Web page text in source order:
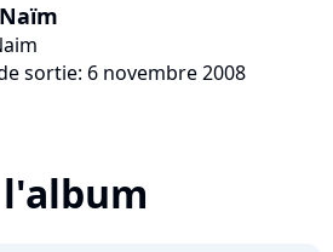
sortie: 6 novembre 2008